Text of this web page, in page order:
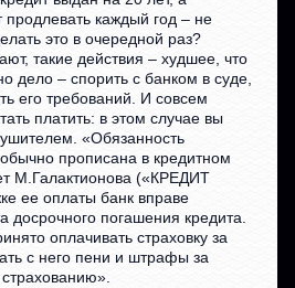
продлевать каждый год – не
это в очередной раз?
такие действия – худшее, что
дело – спорить с банком в суде,
его требований. И совсем
платить: в этом случае вы
«Обязанность
прописана в кредитном
М.Галактионова («КРЕДИТ
ее оплаты банк вправе
досрочного погашения кредита.
оплачивать страховку за
с него пени и штрафы за